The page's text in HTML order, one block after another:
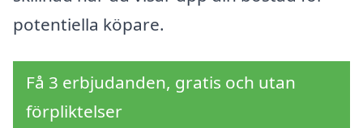
potentiella köpare.
Få 3 erbjudanden, gratis och utan
förpliktelser